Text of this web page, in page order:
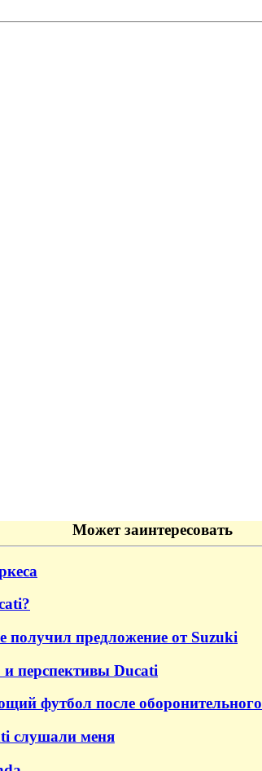
Может заинтересовать
получил предложение от Suzuki
перспективы Ducati
футбол после оборонительного
слушали меня